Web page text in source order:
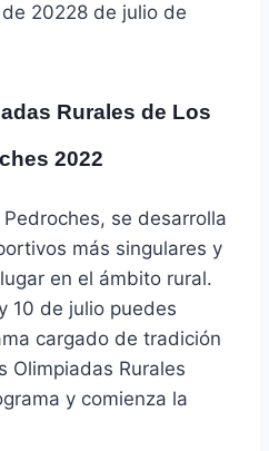
20228 de julio de
Rurales de Los
2022
se desarrolla
más singulares y
en el ámbito rural.
10 de julio puedes
cargado de tradición
Olimpiadas Rurales
y comienza la